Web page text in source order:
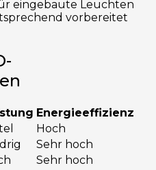
eingebaute Leuchten
vorbereitet
Energieeffizienz
Hoch
Sehr hoch
Sehr hoch